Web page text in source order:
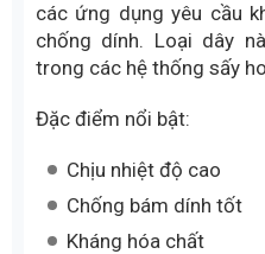
các ứng dụng yêu cầu
chống dính. Loại dây
trong các hệ thống sấy
Đặc điểm nổi bật:
Chịu nhiệt độ cao
Chống bám dính tốt
Kháng hóa chất